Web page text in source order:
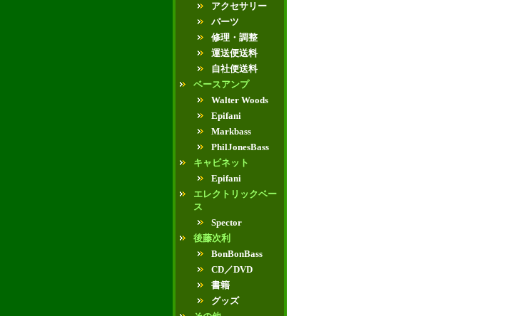
アクセサリー
パーツ
修理・調整
運送便送料
自社便送料
ベースアンプ
Walter Woods
Epifani
Markbass
PhilJonesBass
キャビネット
Epifani
エレクトリックベー
ス
Spector
後藤次利
BonBonBass
CD／DVD
書籍
グッズ